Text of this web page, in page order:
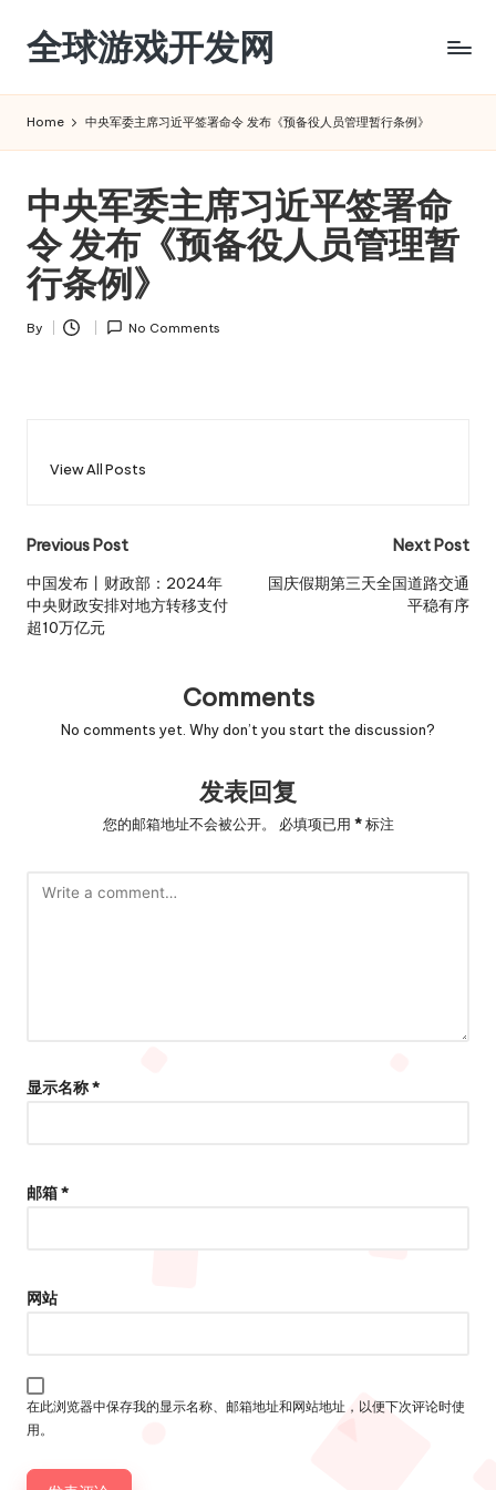
Skip
content
全球游戏开发网
Home 中央军委主席习近平签署命令 发布《预备役人员管理暂行条例》
中央军委主席习近平签署命
令 发布《预备役人员管理暂
行条例》
Posted
By No Comments
View All Posts
Post
navigation
Previous Post
中国发布丨财政部：2024年
中央财政安排对地方转移支付
超10万亿元
Next Post
国庆假期第三天全国道路交通
平稳有序
Comments
No comments yet. Why don’t you start the discussion?
发表回复
您的邮箱地址不会被公开。 必填项已用 *标注
显示名称*
邮箱*
网站
在此浏览器中保存我的显示名称、邮箱地址和网站地址，以便下次评论时使
用。